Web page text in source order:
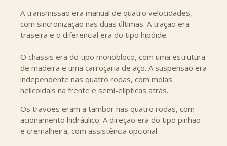
A transmissão era manual de quatro velocidades,
com sincronização nas duas últimas. A tração era
traseira e o diferencial era do tipo hipóide.
O chassis era do tipo monobloco, com uma estrutura
de madeira e uma carroçaria de aço. A suspensão era
independente nas quatro rodas, com molas
helicoidais na frente e semi-elípticas atrás.
Os travões eram a tambor nas quatro rodas, com
acionamento hidráulico. A direção era do tipo pinhão
e cremalheira, com assistência opcional.